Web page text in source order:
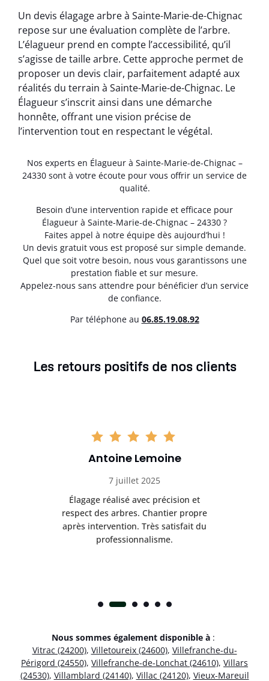
Un devis élagage arbre à Sainte-Marie-de-Chignac
repose sur une évaluation complète de l’arbre.
L’élagueur prend en compte l’accessibilité, qu’il
s’agisse de taille arbre. Cette approche permet de
proposer un devis clair, parfaitement adapté aux
réalités du terrain à Sainte-Marie-de-Chignac. Le
Élagueur s’inscrit ainsi dans une démarche
honnête, offrant une vision précise de
l’intervention tout en respectant le végétal.
Nos experts en Élagueur à Sainte-Marie-de-Chignac –
24330 sont à votre écoute pour vous offrir un service de
qualité.
Besoin d’une intervention rapide et efficace pour
Élagueur à Sainte-Marie-de-Chignac – 24330 ?
Faites appel à notre équipe dès aujourd’hui !
Un devis gratuit vous est proposé sur simple demande.
Quel que soit votre besoin, nous vous garantissons une
prestation fiable et sur mesure.
Appelez-nous sans attendre pour bénéficier d’un service
de confiance.
Par téléphone au 06.85.19.08.92
Les retours positifs de nos clients
Antoine Lemoine
7 juillet 2025
Élagage réalisé avec précision et
respect des arbres. Chantier propre
après intervention. Très satisfait du
professionnalisme.
Nous sommes également disponible à :
Vitrac (24200), Villetoureix (24600), Villefranche-du-
Périgord (24550), Villefranche-de-Lonchat (24610), Villars
(24530), Villamblard (24140), Villac (24120), Vieux-Mareuil